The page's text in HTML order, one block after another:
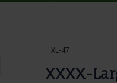
XL-47
XXXX-